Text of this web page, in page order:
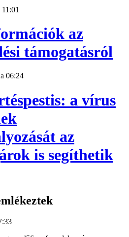
az
támogatásról
06:24
a vírus
az
is segíthetik